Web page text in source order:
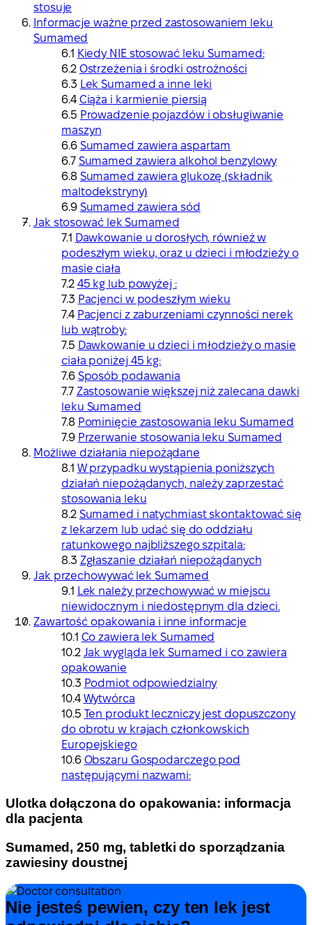
stosuje
Informacje ważne przed zastosowaniem leku
Sumamed
Kiedy NIE stosować leku Sumamed:
Ostrzeżenia i środki ostrożności
Lek Sumamed a inne leki
Ciąża i karmienie piersią
Prowadzenie pojazdów i obsługiwanie
maszyn
Sumamed zawiera aspartam
Sumamed zawiera alkohol benzylowy
Sumamed zawiera glukozę (składnik
maltodekstryny)
Sumamed zawiera sód
Jak stosować lek Sumamed
Dawkowanie u dorosłych, również w
podeszłym wieku, oraz u dzieci i młodzieży o
masie ciała
45 kg lub powyżej :
Pacjenci w podeszłym wieku
Pacjenci z zaburzeniami czynności nerek
lub wątroby:
Dawkowanie u dzieci i młodzieży o masie
ciała poniżej 45 kg:
Sposób podawania
Zastosowanie większej niż zalecana dawki
leku Sumamed
Pominięcie zastosowania leku Sumamed
Przerwanie stosowania leku Sumamed
Możliwe działania niepożądane
W przypadku wystąpienia poniższych
działań niepożądanych, należy zaprzestać
stosowania leku
Sumamed i natychmiast skontaktować się
z lekarzem lub udać się do oddziału
ratunkowego najbliższego szpitala:
Zgłaszanie działań niepożądanych
Jak przechowywać lek Sumamed
Lek należy przechowywać w miejscu
niewidocznym i niedostępnym dla dzieci.
Zawartość opakowania i inne informacje
Co zawiera lek Sumamed
Jak wygląda lek Sumamed i co zawiera
opakowanie
Podmiot odpowiedzialny
Wytwórca
Ten produkt leczniczy jest dopuszczony
do obrotu w krajach członkowskich
Europejskiego
Obszaru Gospodarczego pod
następującymi nazwami:
Ulotka dołączona do opakowania: informacja
dla pacjenta
Sumamed, 250 mg, tabletki do sporządzania
zawiesiny doustnej
Nie jesteś pewien, czy ten lek jest